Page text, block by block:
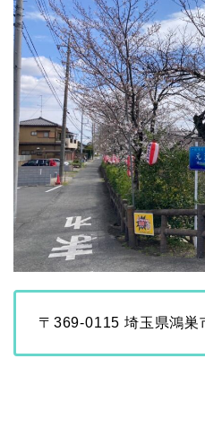
〒369-0115 埼玉県鴻巣